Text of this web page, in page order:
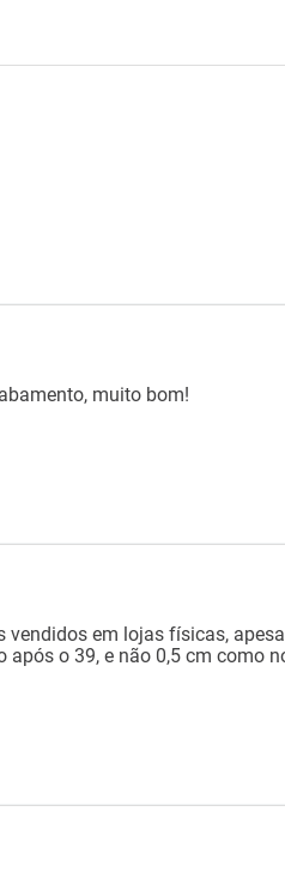
muito bom!
em lojas físicas,
o 39, e não 0,5 cm como